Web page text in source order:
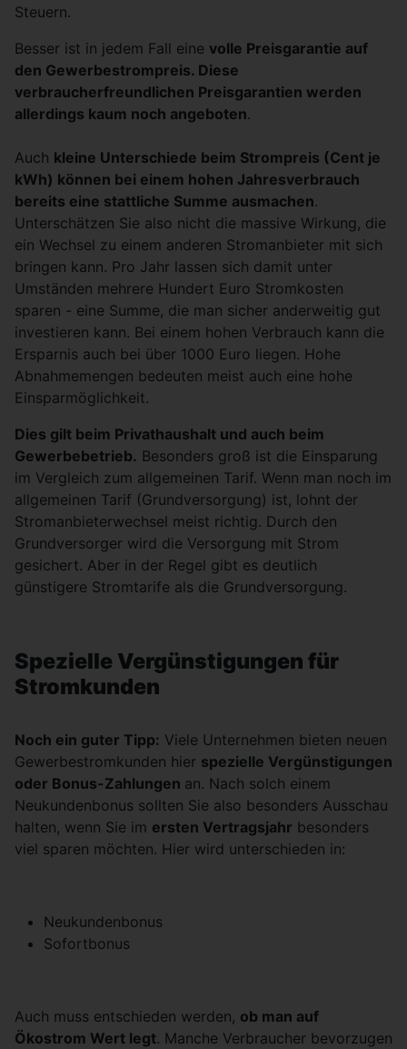
Steuern.
Besser ist in jedem Fall eine volle Preisgarantie auf
den Gewerbestrompreis. Diese
verbraucherfreundlichen Preisgarantien werden
allerdings kaum noch angeboten.
Auch kleine Unterschiede beim Strompreis (Cent je
kWh) können bei einem hohen Jahresverbrauch
bereits eine stattliche Summe ausmachen.
Unterschätzen Sie also nicht die massive Wirkung, die
ein Wechsel zu einem anderen Stromanbieter mit sich
bringen kann. Pro Jahr lassen sich damit unter
Umständen mehrere Hundert Euro Stromkosten
sparen - eine Summe, die man sicher anderweitig gut
investieren kann. Bei einem hohen Verbrauch kann die
Ersparnis auch bei über 1000 Euro liegen. Hohe
Abnahmemengen bedeuten meist auch eine hohe
Einsparmöglichkeit.
Dies gilt beim Privathaushalt und auch beim
Gewerbebetrieb. Besonders groß ist die Einsparung
im Vergleich zum allgemeinen Tarif. Wenn man noch im
allgemeinen Tarif (Grundversorgung) ist, lohnt der
Stromanbieterwechsel meist richtig. Durch den
Grundversorger wird die Versorgung mit Strom
gesichert. Aber in der Regel gibt es deutlich
günstigere Stromtarife als die Grundversorgung.
Spezielle Vergünstigungen für
Stromkunden
Noch ein guter Tipp: Viele Unternehmen bieten neuen
Gewerbestromkunden hier spezielle Vergünstigungen
oder Bonus-Zahlungen an. Nach solch einem
Neukundenbonus sollten Sie also besonders Ausschau
halten, wenn Sie im ersten Vertragsjahr besonders
viel sparen möchten. Hier wird unterschieden in:
Neukundenbonus
Sofortbonus
Auch muss entschieden werden, ob man auf
Ökostrom Wert legt. Manche Verbraucher bevorzugen